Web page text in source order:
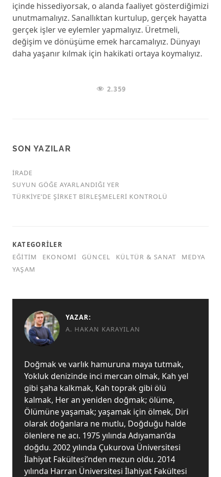
içinde hissediyorsak, o alanda faaliyet gösterdiğimizi
unutmamalıyız. Sanallıktan kurtulup, gerçek hayatta
gerçek işler ve eylemler yapmalıyız. Üretmeli,
değişim ve dönüşüme emek harcamalıyız. Dünyayı
daha yaşanır kılmak için hakikati ortaya koymalıyız.
2.359
SON YAZILAR
İRADE
SUYUN GÖĞE AYARLANDIĞI YER
TÜRKİYE’DE ŞİRKET BİRLEŞMELERİ KONTROLÜ
KATEGORILER
EĞITIM
EKONOMI GÜNCEL KÜLTÜR & SANAT
MEDYA
YAŞAM
YAZAR:
A. HAKAN KARAYILAN
Doğmak ve varlık hamuruna maya tutmak,
Yokluk denizinde inci mercan olmak, Kah yel
gibi şaha kalkmak, Kah toprak gibi ölü
kalmak, Her an yeniden doğmak; ölüme,
Ölümüne yaşamak; yaşamak için ölmek, Diri
olarak doğanlara ne mutlu, Doğduğu halde
ölenlere ne acı. 1975 yılında Adıyaman’da
doğdu. 2002 yılında Çukurova Üniversitesi
İlahiyat Fakültesi’nden mezun oldu. 2014
yılında Harran Üniversitesi İlahiyat Fakültesi